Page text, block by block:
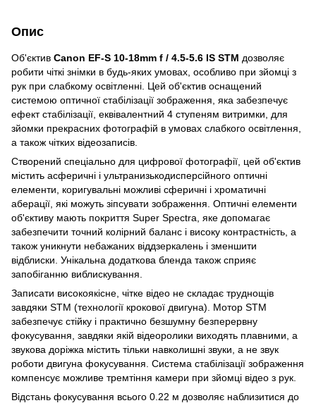
Опис
Об'єктив Canon EF-S 10-18mm f / 4.5-5.6 IS STM дозволяє
робити чіткі знімки в будь-яких умовах, особливо при зйомці з
рук при слабкому освітленні. Цей об'єктив оснащений
системою оптичної стабілізації зображення, яка забезпечує
ефект стабілізації, еквівалентний 4 ступеням витримки, для
зйомки прекрасних фотографій в умовах слабкого освітлення,
а також чітких відеозаписів.
Створений спеціально для цифрової фотографії, цей об'єктив
містить асферичні і ультранизькодисперсійного оптичні
елементи, коригувальні можливі сферичні і хроматичні
аберації, які можуть зіпсувати зображення. Оптичні елементи
об'єктиву мають покриття Super Spectra, яке допомагає
забезпечити точний колірний баланс і високу контрастність, а
також уникнути небажаних віддзеркалень і зменшити
відблиски. Унікальна додаткова бленда також сприяє
запобіганню виблискування.
Записати високоякісне, чітке відео не складає труднощів
завдяки STM (технології крокової двигуна). Мотор STM
забезпечує стійку і практично безшумну безперервну
фокусування, завдяки якій відеоролики виходять плавними, а
звукова доріжка містить тільки навколишні звуки, а не звук
роботи двигуна фокусування. Система стабілізації зображення
компенсує можливе тремтіння камери при зйомці відео з рук.
Відстань фокусування всього 0.22 м дозволяє наблизитися до